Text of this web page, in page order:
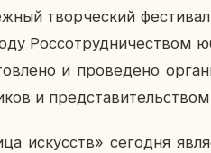
твор­че­ский
Рос­со­труд­ни­че­ством
и про­ве­де­но
и
ис­кусств» се­го­дня